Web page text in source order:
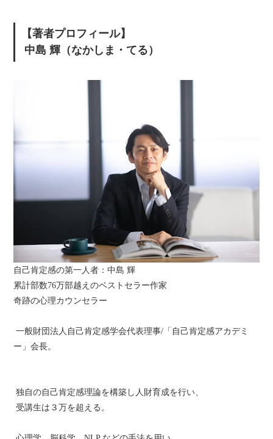
【著者プロフィール】
中島 輝（なかしま・てる）
自己肯定感の第一人者：中島 輝
累計部数76万部越えのベストセラー作家
奇跡の心理カウンセラー
一般財団法人自己肯定感学会代表理事/「自己肯定感アカデミ
ー」会長。
独自の自己肯定感理論を構築し人財育成を行い、
受講生は３万を超える。